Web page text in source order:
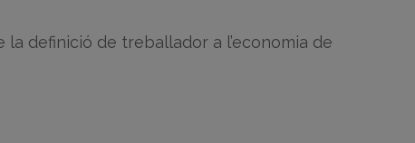
la definició de treballador a l’economia de